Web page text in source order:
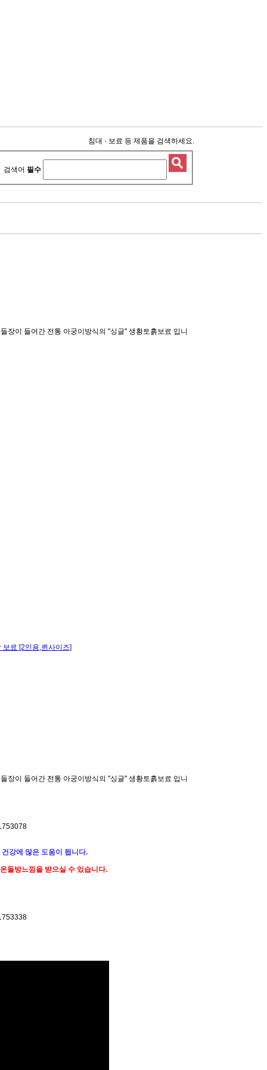
침대 · 보료 등 제품을 검색하세요.
검색어 필수
장이 들어간 전통 아궁이방식의 "싱글" 생황토흙보료 입니
료 [2인용,퀸사이즈]
장이 들어간 전통 아궁이방식의 "싱글" 생황토흙보료 입니
강에 많은 도움이 됩니다.
돌방느낌을 받으실 수 있습니다.